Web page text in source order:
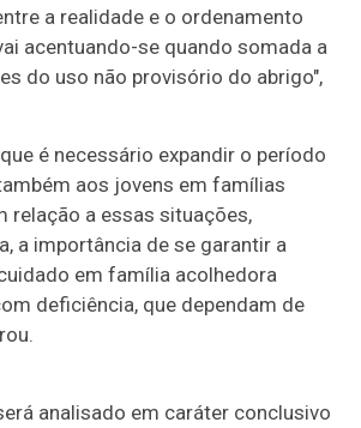
a realidade e o ordenamento
acentuando-se quando somada a
do uso não provisório do abrigo",
é necessário expandir o período
aos jovens em famílias
relação a essas situações,
a importância de se garantir a
em família acolhedora
deficiência, que dependam de
analisado em caráter conclusivo